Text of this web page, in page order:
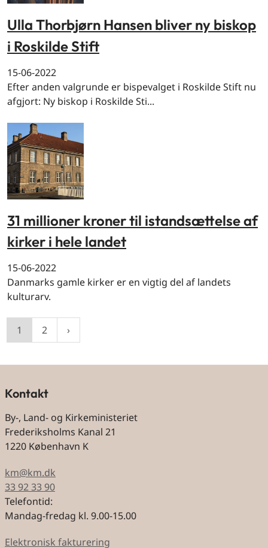
Ulla Thorbjørn Hansen bliver ny biskop
i Roskilde Stift
15-06-2022
Efter anden valgrunde er bispevalget i Roskilde Stift nu
afgjort: Ny biskop i Roskilde Sti...
31 millioner kroner til istandsættelse af
kirker i hele landet
15-06-2022
Danmarks gamle kirker er en vigtig del af landets
kulturarv.
1 2
Kontakt
By-, Land- og Kirkeministeriet
Frederiksholms Kanal 21
1220 København K
km@km.dk
33 92 33 90
Telefontid:
Mandag-fredag kl. 9.00-15.00
Elektronisk fakturering